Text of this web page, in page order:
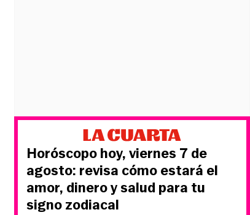
Horóscopo hoy, viernes 7 de
agosto: revisa cómo estará el
amor, dinero y salud para tu
signo zodiacal